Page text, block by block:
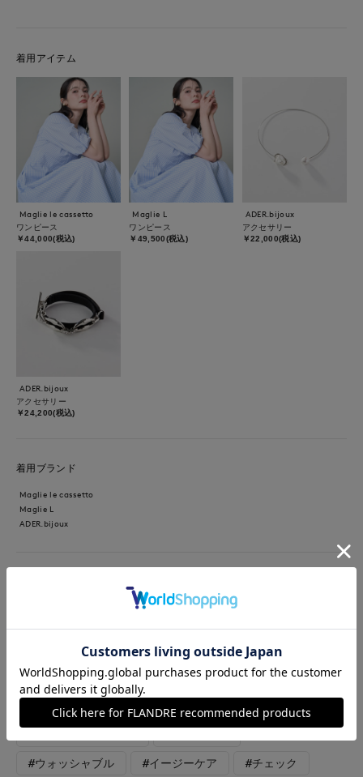
着用アイテム
Maglie le cassetto
ワンピース
￥44,000(税込)
Maglie L
ワンピース
￥49,500(税込)
ADER.bijoux
アクセサリー
￥22,000(税込)
ADER.bijoux
アクセサリー
￥24,200(税込)
着用ブランド
Maglie le cassetto
Maglie L
ADER.bijoux
きり見せるVネックに、胸元のタックで立体感をプラス。高めの
レアシルエットが魅力です。一枚でコーデが決まり、普段使いか
#ワンピース #アクセサリー #通勤・仕事
#ウォッシャブル #イージーケア #チェック